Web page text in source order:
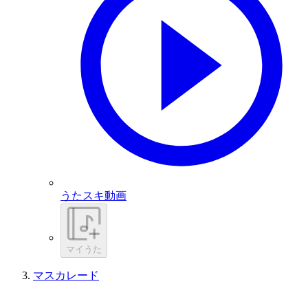
うたスキ動画
マイうた
マスカレード